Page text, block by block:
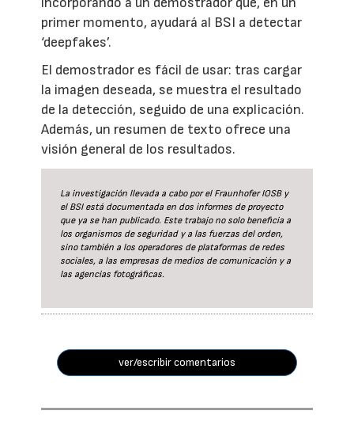
primer momento, ayudará al BSI a detectar
‘deepfakes’.
El demostrador es fácil de usar: tras cargar
la imagen deseada, se muestra el resultado
de la detección, seguido de una explicación.
Además, un resumen de texto ofrece una
visión general de los resultados.
La investigación llevada a cabo por el Fraunhofer IOSB y
el BSI está documentada en dos informes de proyecto
que ya se han publicado. Este trabajo no solo beneficia a
los organismos de seguridad y a las fuerzas del orden,
sino también a los operadores de plataformas de redes
sociales, a las empresas de medios de comunicación y a
las agencias fotográficas.
ver/escribir comentarios